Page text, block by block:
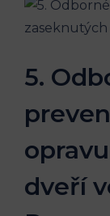
5.
dveří